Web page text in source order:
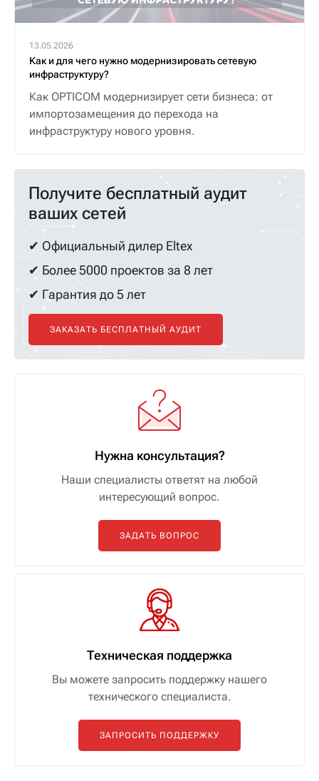
13.05.2026
Как и для чего нужно модернизировать сетевую
инфраструктуру?
Как OPTICOM модернизирует сети бизнеса: от
импортозамещения до перехода на
инфраструктуру нового уровня.
Получите бесплатный аудит
ваших сетей
✔ Официальный дилер Eltex
✔ Более 5000 проектов за 8 лет
✔ Гарантия до 5 лет
ЗАКАЗАТЬ БЕСПЛАТНЫЙ АУДИТ
Нужна консультация?
Наши специалисты ответят на любой
интересующий вопрос.
ЗАДАТЬ ВОПРОС
Техническая поддержка
Вы можете запросить поддержку нашего
технического специалиста.
ЗАПРОСИТЬ ПОДДЕРЖКУ